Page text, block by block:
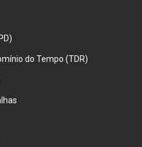
do Tempo (TDR)